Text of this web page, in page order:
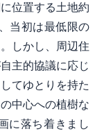
位置する土地約
当初は最低限の
しかし、周辺住
主的協議に応じ
てゆとりを持た
中心への植樹な
に落ち着きまし